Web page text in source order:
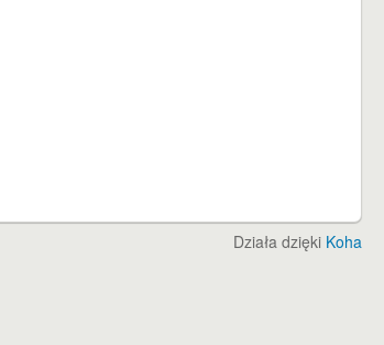
Działa dzięki Koha